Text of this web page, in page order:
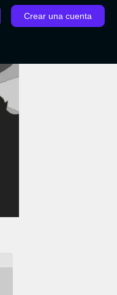
Crear una cuenta